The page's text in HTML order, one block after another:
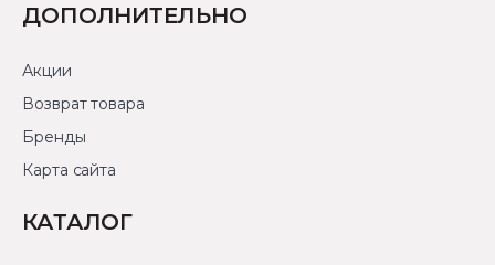
ДОПОЛНИТЕЛЬНО
Акции
Возврат товара
Бренды
Карта сайта
КАТАЛОГ